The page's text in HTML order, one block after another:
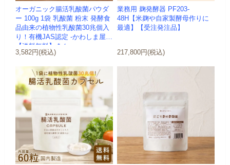
オーガニック腸活乳酸菌パウダ
ー 100g 1袋 乳酸菌 粉末 発酵食
品由来の植物性乳酸菌30兆個入
り！有機JAS認定 -かわしま屋-
【送料無料】 *メ...
3,582円(税込)
業務用 麹発酵器 PF203-
48H【米麹や自家製酵母作りに
最適】【受注発注品】
217,800円(税込)